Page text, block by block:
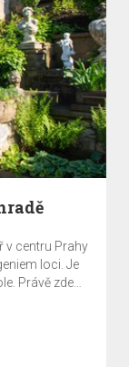
Celková
v